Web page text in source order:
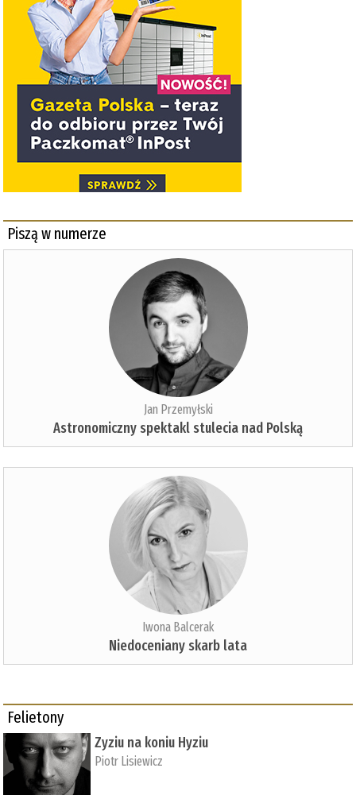
Piszą w numerze
Jan Przemyłski
Astronomiczny spektakl stulecia nad Polską
Iwona Balcerak
Niedoceniany skarb lata
Felietony
Zyziu na koniu Hyziu
Piotr Lisiewicz